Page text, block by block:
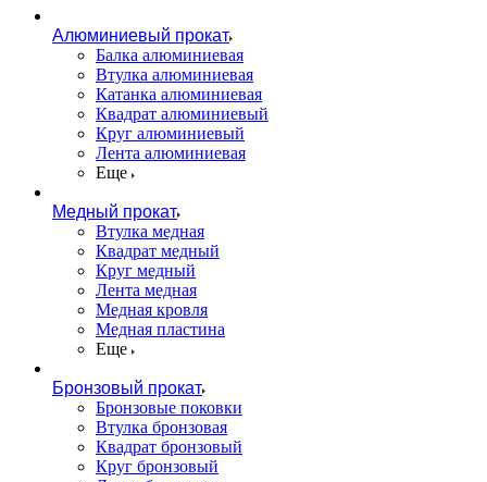
Алюминиевый прокат
Балка алюминиевая
Втулка алюминиевая
Катанка алюминиевая
Квадрат алюминиевый
Круг алюминиевый
Лента алюминиевая
Еще
Медный прокат
Втулка медная
Квадрат медный
Круг медный
Лента медная
Медная кровля
Медная пластина
Еще
Бронзовый прокат
Бронзовые поковки
Втулка бронзовая
Квадрат бронзовый
Круг бронзовый